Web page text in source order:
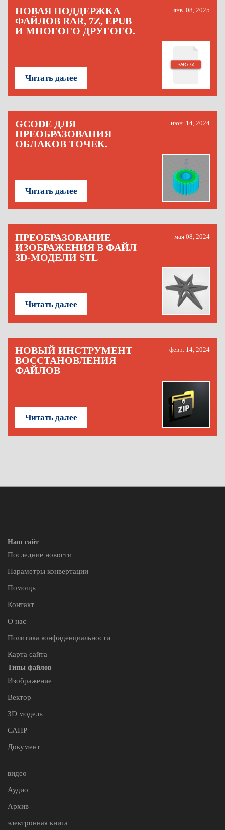
НОВАЯ ПОДДЕРЖКА
ФАЙЛОВ RAR, 7Z, EPUB
И МНОГОГО ДРУГОГО.
янв. 08, 2025
Читать далее
GCODE ДЛЯ
ПРЕОБРАЗОВАНИЯ
ОБЛАКОВ ТОЧЕК.
июн. 14, 2024
Читать далее
ПРЕОБРАЗОВАНИЕ
ИЗОБРАЖЕНИЯ В ФАЙЛ
3D-МОДЕЛИ STL
мая 08, 2024
Читать далее
НОВЫЙ ИНСТРУМЕНТ
ВОССТАНОВЛЕНИЯ
ФАЙЛОВ
февр. 14, 2024
Читать далее
Наш сайт
Последние новости
Параметры конвертации
Помощь
Контакт
О нас
Политика конфиденциальности
Карта сайта
Типы файлов
Изображение
Вектор
3D модель
САПР
Документ
видео
Аудио
Архив
электронная книга